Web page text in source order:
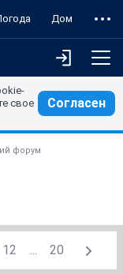
Дом
свое
Согласен
форум
12 ... 20